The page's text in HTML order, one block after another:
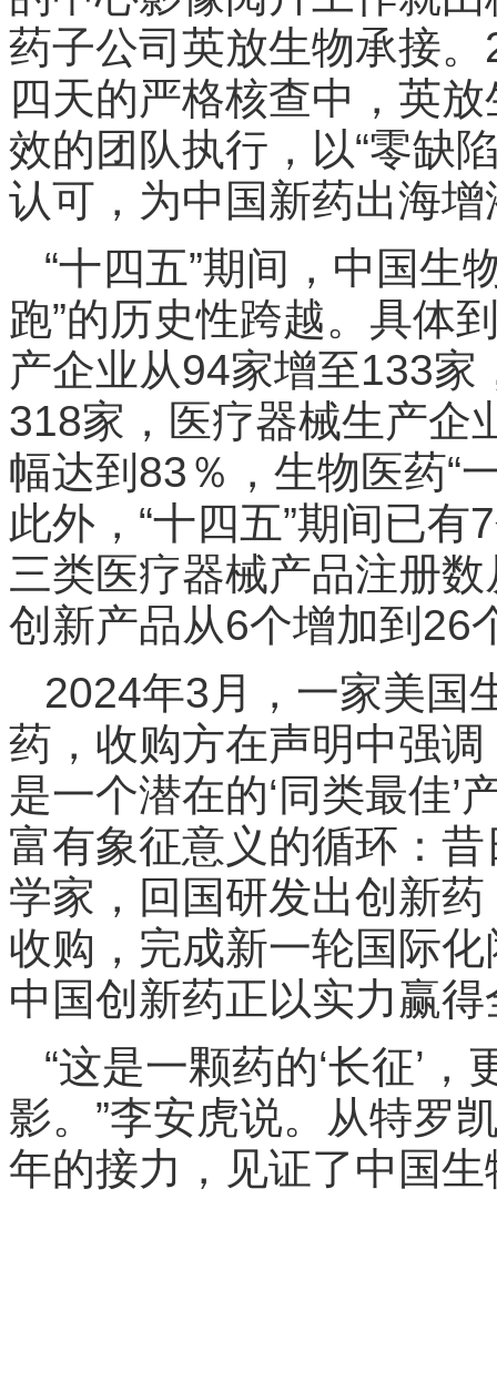
药子公司英放生物承接
四天的严格核查中，英
效的团队执行，以“零缺
认可，为中国新药出海
“十四五”期间，中国生
跑”的历史性跨越。具体
产企业从94家增至133
318家，医疗器械生产企
幅达到83％，生物医药“
此外，“十四五”期间已有
三类医疗器械产品注册
创新产品从6个增加到26
2024年3月，一家美国
药，收购方在声明中强
是一个潜在的‘同类最佳’
富有象征意义的循环：
学家，回国研发出创新
收购，完成新一轮国际化
中国创新药正以实力赢
“这是一颗药的‘长征’
影。”李安虎说。从特罗
年的接力，见证了中国